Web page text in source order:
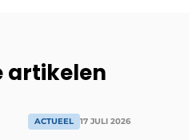
artikelen
ACTUEEL 17 JULI 2026